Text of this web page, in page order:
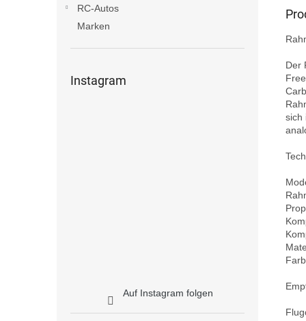
RC-Autos
Marken
Instagram
Auf Instagram folgen
Der
sich